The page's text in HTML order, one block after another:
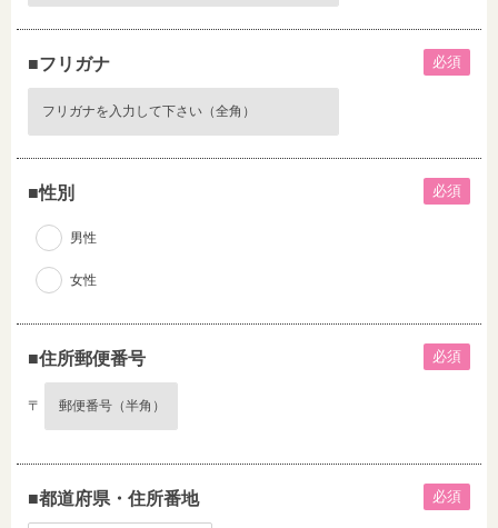
■フリガナ 必須
■性別 必須
男性
女性
■住所郵便番号 必須
〒
■都道府県・住所番地 必須